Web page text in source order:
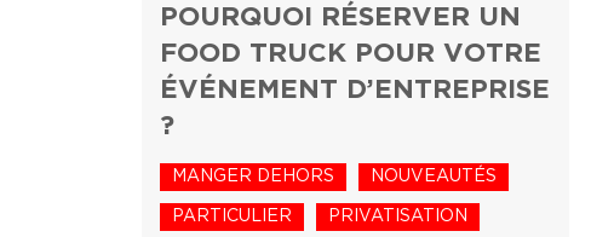
POURQUOI RÉSERVER UN
FOOD TRUCK POUR VOTRE
ÉVÉNEMENT D’ENTREPRISE
?
MANGER DEHORS NOUVEAUTÉS
PARTICULIER PRIVATISATION